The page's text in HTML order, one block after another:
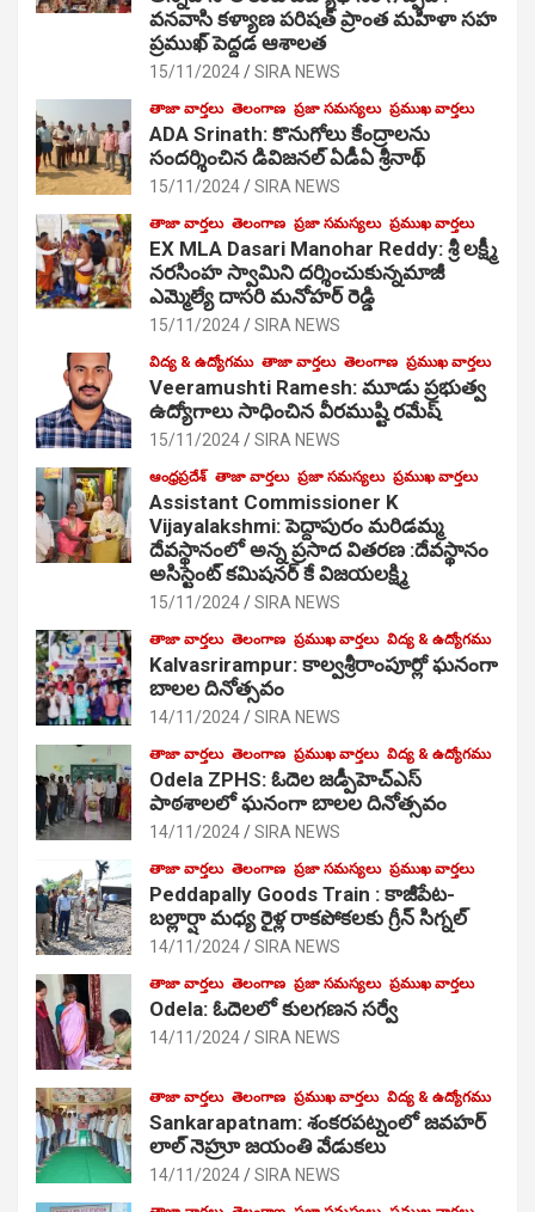
వనవాసి కళ్యాణ పరిషత్ ప్రాంత మహిళా సహ
ప్రముఖ్ పెద్దడ ఆశాలత
15/11/2024 SIRA NEWS
తాజా వార్తలు తెలంగాణ ప్రజా సమస్యలు ప్రముఖ వార్తలు
ADA Srinath: కొనుగోలు కేంద్రాల‌ను
సంద‌ర్శించిన డివిజనల్ ఏడీఏ శ్రీనాథ్
15/11/2024 SIRA NEWS
తాజా వార్తలు తెలంగాణ ప్రజా సమస్యలు ప్రముఖ వార్తలు
EX MLA Dasari Manohar Reddy: శ్రీ లక్ష్మీ
నరసింహ స్వామిని దర్శించుకున్నమాజీ
ఎమ్మెల్యే దాసరి మనోహర్ రెడ్డి
15/11/2024 SIRA NEWS
విద్య & ఉద్యోగము తాజా వార్తలు తెలంగాణ ప్రముఖ వార్తలు
Veeramushti Ramesh: మూడు ప్రభుత్వ
ఉద్యోగాలు సాధించిన వీరముష్టి రమేష్
15/11/2024 SIRA NEWS
ఆంధ్రప్రదేశ్ తాజా వార్తలు ప్రజా సమస్యలు ప్రముఖ వార్తలు
Assistant Commissioner K
Vijayalakshmi: పెద్దాపురం మరిడమ్మ
దేవస్థానంలో అన్న ప్రసాద వితరణ :దేవస్థానం
అసిస్టెంట్ కమిషనర్ కే విజయలక్ష్మి
15/11/2024 SIRA NEWS
తాజా వార్తలు తెలంగాణ ప్రముఖ వార్తలు విద్య & ఉద్యోగము
Kalvasrirampur: కాల్వశ్రీరాంపూర్లో ఘనంగా
బాలల దినోత్సవం
14/11/2024 SIRA NEWS
తాజా వార్తలు తెలంగాణ ప్రముఖ వార్తలు విద్య & ఉద్యోగము
Odela ZPHS: ఓదెల జ‌డ్పీహెచ్ఎస్
పాఠ‌శాల‌లో ఘనంగా బాలల దినోత్సవం
14/11/2024 SIRA NEWS
తాజా వార్తలు తెలంగాణ ప్రజా సమస్యలు ప్రముఖ వార్తలు
Peddapally Goods Train : కాజీపేట-
బల్లార్షా మధ్య రైళ్ల రాకపోకలకు గ్రీన్ సిగ్నల్
14/11/2024 SIRA NEWS
తాజా వార్తలు తెలంగాణ ప్రజా సమస్యలు ప్రముఖ వార్తలు
Odela: ఓదెలలో కులగణన సర్వే
14/11/2024 SIRA NEWS
తాజా వార్తలు తెలంగాణ ప్రముఖ వార్తలు విద్య & ఉద్యోగము
Sankarapatnam: శంకరపట్నంలో జవహర్
లాల్ నెహ్రూ జయంతి వేడుకలు
14/11/2024 SIRA NEWS